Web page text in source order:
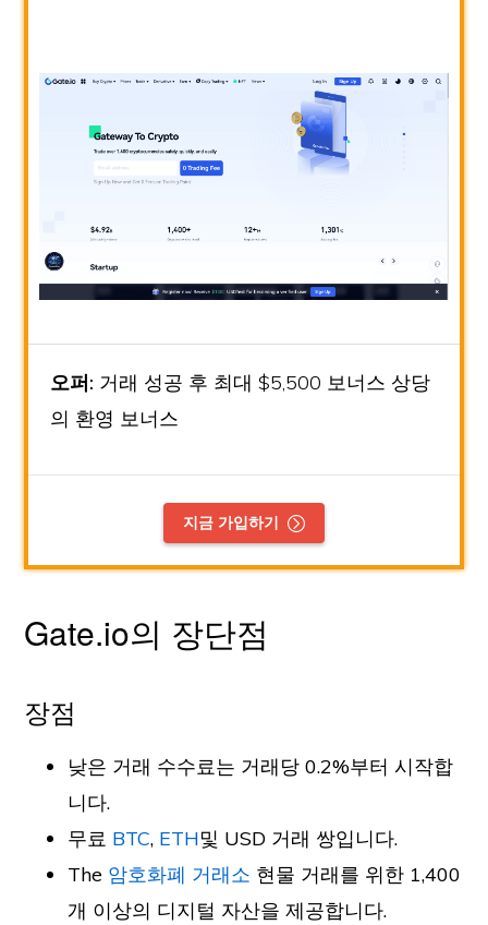
오퍼: 거래 성공 후 최대 $5,500 보너스 상당
의 환영 보너스
지금 가입하기
Gate.io의 장단점
장점
낮은 거래 수수료는 거래당 0.2%부터 시작합
니다.
무료 BTC, ETH및 USD 거래 쌍입니다.
The 암호화폐 거래소 현물 거래를 위한 1,400
개 이상의 디지털 자산을 제공합니다.